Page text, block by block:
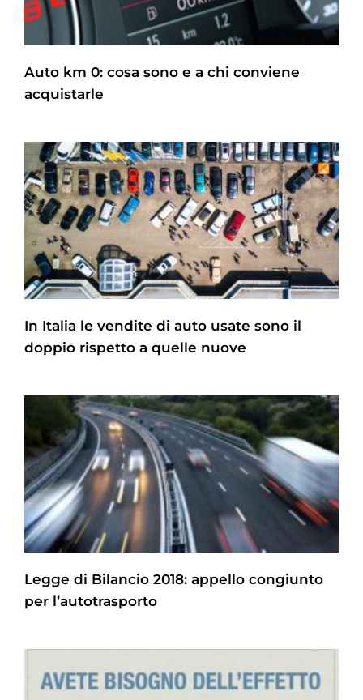
Auto km 0: cosa sono e a chi conviene
acquistarle
In Italia le vendite di auto usate sono il
doppio rispetto a quelle nuove
Legge di Bilancio 2018: appello congiunto
per l’autotrasporto